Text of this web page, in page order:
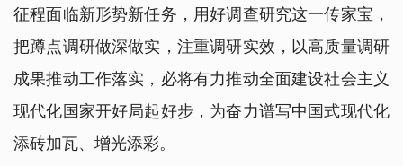
征程面临新形势新任务，用好调查研究这一传家宝，
把蹲点调研做深做实，注重调研实效，以高质量调研
成果推动工作落实，必将有力推动全面建设社会主义
现代化国家开好局起好步，为奋力谱写中国式现代化
添砖加瓦、增光添彩。